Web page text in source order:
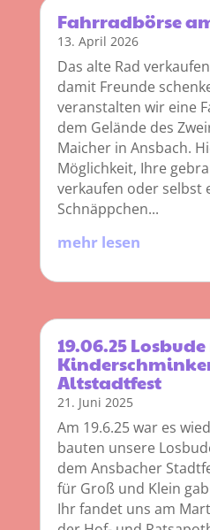
Fahrradbörse
13. April 2026
Das alte Rad
damit Freunde
veranstalten wir eine
dem Gelände des
Maicher in Ansbach.
Möglichkeit, Ihre
verkaufen oder selbst
Schnäppchen...
mehr lesen
19.06.25
Altstadtfest
21. Juni 2025
Am 19.6.25 war es
bauten unsere
dem Ansbacher
für Groß und Klein
Ihr fandet uns am